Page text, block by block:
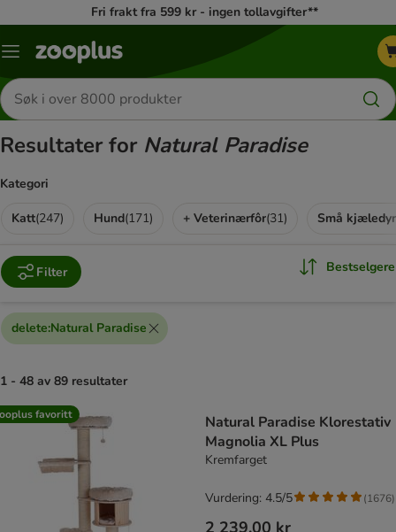
Fri frakt fra 599 kr - ingen tollavgifter**
Katalogmeny
Søk
etter
produkter
Resultater for Natural Paradise
Kategori
Katt(247) Hund(171) + Veterinærfôr(31) Små kjæledyr
Filter Bestselgere
delete:Natural Paradise
1 - 48 av 89 resultater
product items have been changed
favoritt
Natural Paradise Klorestativ
Magnolia XL Plus
Kremfarget
2 239,00 kr
Vurdering: 4.5/5 (1676)